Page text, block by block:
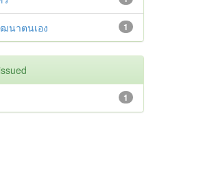
1
นาตนเอง
1